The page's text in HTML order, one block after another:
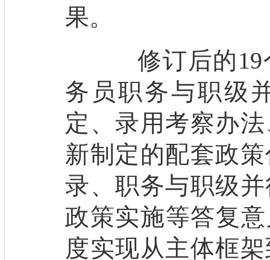
果。
修订后的19
务员职务与职级
定、录用考察办
新制定的配套政
录、职务与职级
政策实施等答复
度实现从主体框